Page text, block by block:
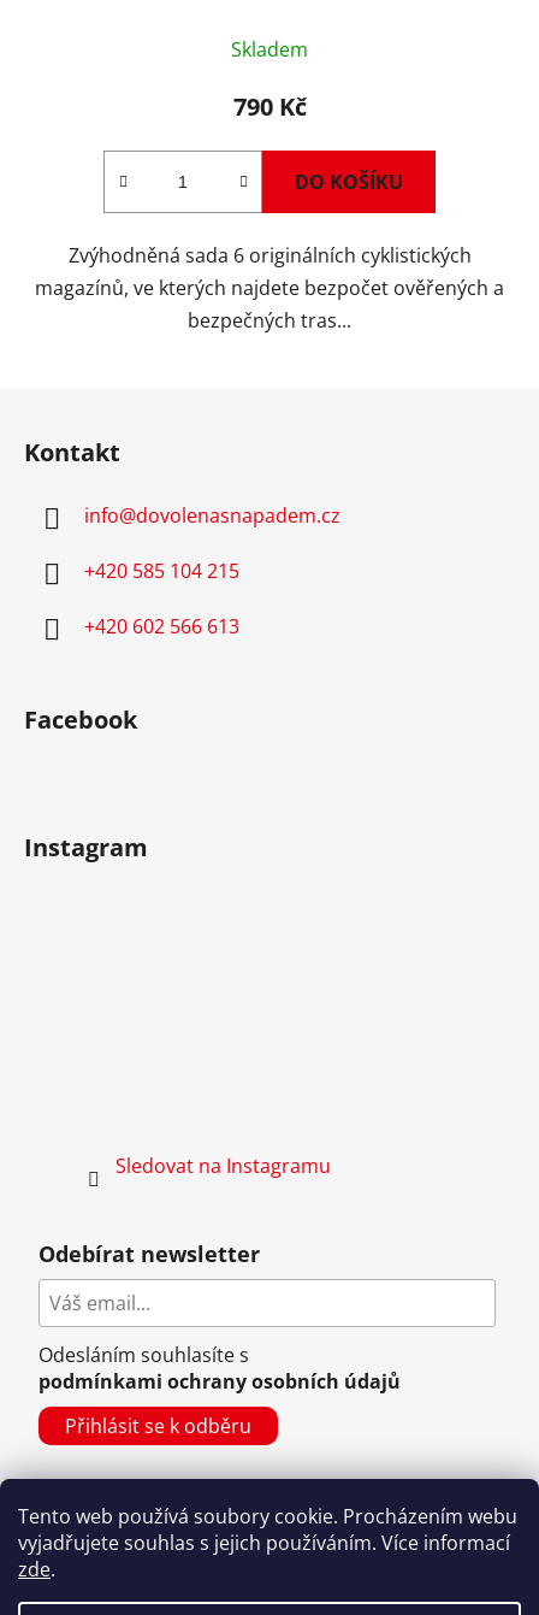
Tento web používá soubory cookie. Procházením webu
vyjadřujete souhlas s jejich používáním. Více informací
zde.
hodnocení
produktu
5,0
hvězdiček.
Skladem
790 Kč
DO KOŠÍKU
Zvýhodněná sada 6 originálních cyklistických
magazínů, ve kterých najdete bezpočet ověřených a
bezpečných tras...
Kontakt
info@dovolenasnapadem.cz
+420 585 104 215
+420 602 566 613
Facebook
Instagram
Sledovat na Instagramu
Odebírat newsletter
Odesláním souhlasíte s
podmínkami ochrany osobních údajů
Vytvořil Shoptet